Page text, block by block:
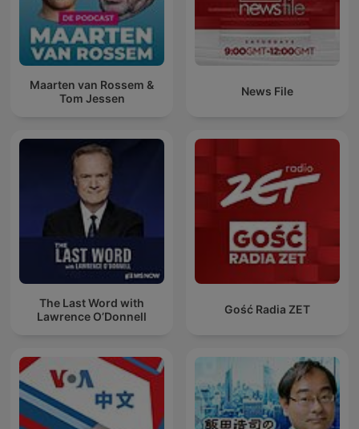
Maarten van Rossem &
Tom Jessen
News File
The Last Word with
Lawrence O’Donnell
Gość Radia ZET